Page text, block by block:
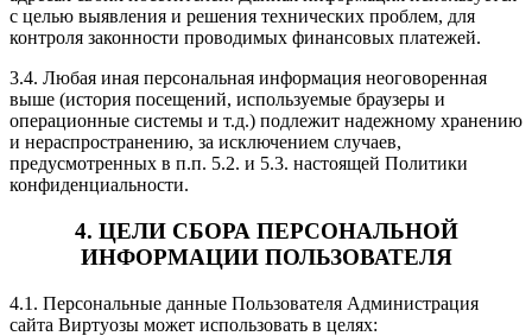
с целью выявления и решения технических проблем, для
контроля законности проводимых финансовых платежей.
3.4. Любая иная персональная информация неоговоренная
выше (история посещений, используемые браузеры и
операционные системы и т.д.) подлежит надежному хранению
и нераспространению, за исключением случаев,
предусмотренных в п.п. 5.2. и 5.3. настоящей Политики
конфиденциальности.
4. ЦЕЛИ СБОРА ПЕРСОНАЛЬНОЙ
ИНФОРМАЦИИ ПОЛЬЗОВАТЕЛЯ
4.1. Персональные данные Пользователя Администрация
сайта Виртуозы может использовать в целях: